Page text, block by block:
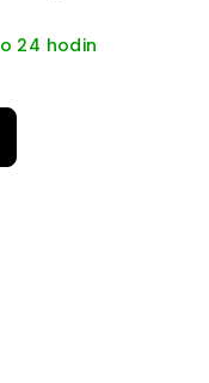
24 hodin